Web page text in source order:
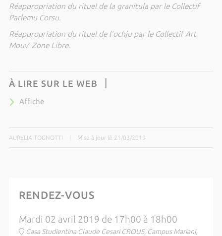
Réappropriation du rituel de la granitula par le Collectif
Parlemu Corsu.
Réappropriation du rituel de l’ochju par le Collectif Art
Mouv’ Zone Libre.
À LIRE SUR LE WEB
Affiche
AURELIA TOGNOTTI Mise à jour le 21/03/2019
RENDEZ-VOUS
Mardi 02 avril 2019 de 17h00 à 18h00
Casa Studientina Claude Cesari CROUS, Campus Mariani,